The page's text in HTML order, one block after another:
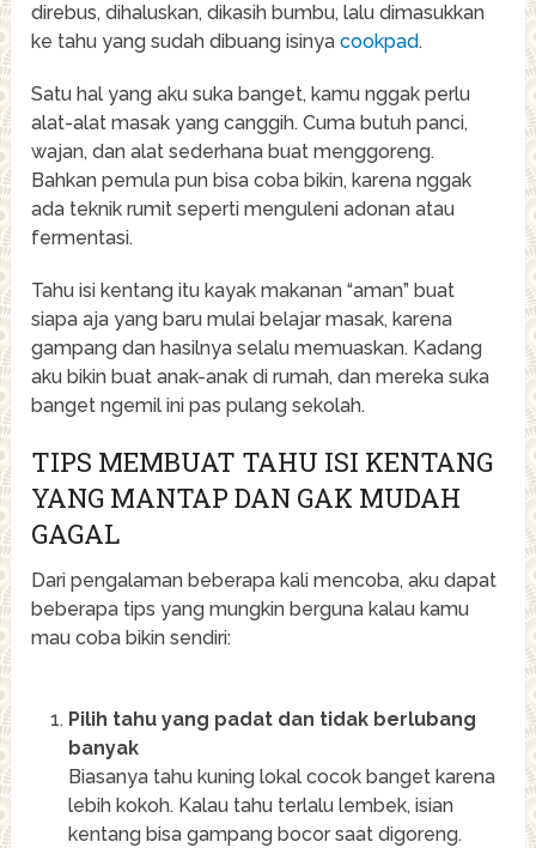
direbus, dihaluskan, dikasih bumbu, lalu dimasukkan
ke tahu yang sudah dibuang isinyacookpad.
Satu hal yang aku suka banget, kamu nggak perlu
alat-alat masak yang canggih. Cuma butuh panci,
wajan, dan alat sederhana buat menggoreng.
Bahkan pemula pun bisa coba bikin, karena nggak
ada teknik rumit seperti menguleni adonan atau
fermentasi.
Tahu isi kentang itu kayak makanan “aman” buat
siapa aja yang baru mulai belajar masak, karena
gampang dan hasilnya selalu memuaskan. Kadang
aku bikin buat anak-anak di rumah, dan mereka suka
banget ngemil ini pas pulang sekolah.
TIPS MEMBUAT TAHU ISI KENTANG
YANG MANTAP DAN GAK MUDAH
GAGAL
Dari pengalaman beberapa kali mencoba, aku dapat
beberapa tips yang mungkin berguna kalau kamu
mau coba bikin sendiri:
Pilih tahu yang padat dan tidak berlubang
banyak
Biasanya tahu kuning lokal cocok banget karena
lebih kokoh. Kalau tahu terlalu lembek, isian
kentang bisa gampang bocor saat digoreng.